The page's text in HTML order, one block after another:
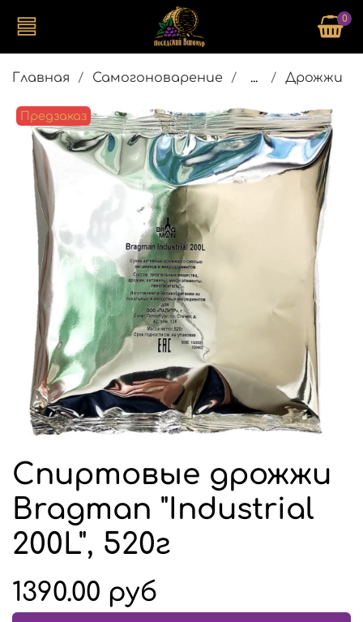
0
Главная Самогоноварение ... Дрожжи
Предзаказ
Спиртовые дрожжи
Bragman "Industrial
200L", 520г
1390.00 руб